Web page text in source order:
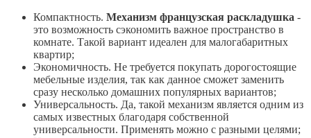
Компактность. Механизм французская раскладушка -
это возможность сэкономить важное пространство в
комнате. Такой вариант идеален для малогабаритных
квартир;
Экономичность. Не требуется покупать дорогостоящие
мебельные изделия, так как данное сможет заменить
сразу несколько домашних популярных вариантов;
Универсальность. Да, такой механизм является одним из
самых известных благодаря собственной
универсальности. Применять можно с разными целями;